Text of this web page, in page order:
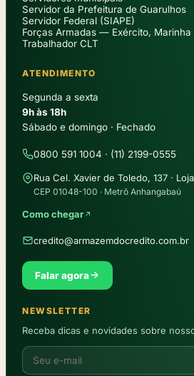
Servidor da Prefeitura de Guarulhos
Servidor Federal (SIAPE)
Forças Armadas — Exército, Marinha
Trabalhador CLT
ATENDIMENTO
Segunda a sexta
9h às 18h
Sábado e domingo · Fechado
0800 591 1004 · (11) 2199-0555
Rua Cel. Xavier de Toledo, 137 ·
CEP 01048-100 · Metrô Anhangabaú
Como chegar
credito@armazemdocredito.com.br
Falar agora
NEWSLETTER
Receba dicas e novidades sobre